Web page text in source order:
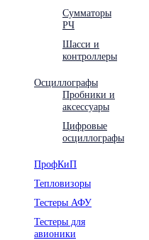
Сумматоры
РЧ
Шасси и
контроллеры
Осциллографы
Пробники и
аксессуары
Цифровые
осциллографы
ПрофКиП
Тепловизоры
Тестеры АФУ
Тестеры для
авионики